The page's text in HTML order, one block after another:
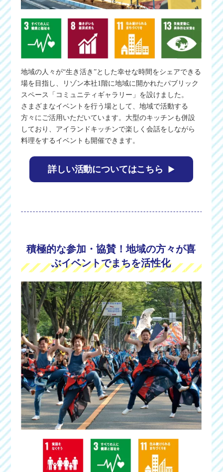
地域の人々が“生き活き”とした幸せな時間をシェアできる
場を目指し、リゾン本社1階に地域に開かれたパブリック
スペース「コミュニティギャラリー」を設けました。
さまざまなイベントを行う場として、地域で活動する
方々にご活用いただいています。大型のキッチンも併設
しており、アイランドキッチンで楽しく会話をしながら
料理をするイベントも開催できます。
詳しい活動についてはこちら
積極的な参加・協賛！地域の方々が喜
ぶイベントでまちを活性化